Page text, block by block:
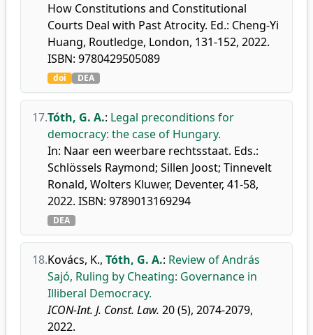
How Constitutions and Constitutional
Courts Deal with Past Atrocity. Ed.: Cheng-Yi
Huang, Routledge, London, 131-152, 2022.
ISBN: 9780429505089
doi DEA
17.Tóth, G. A.: Legal preconditions for
democracy: the case of Hungary.
In: Naar een weerbare rechtsstaat. Eds.:
Schlössels Raymond; Sillen Joost; Tinnevelt
Ronald, Wolters Kluwer, Deventer, 41-58,
2022. ISBN: 9789013169294
DEA
18.Kovács, K., Tóth, G. A.: Review of András
Sajó, Ruling by Cheating: Governance in
Illiberal Democracy.
ICON-Int. J. Const. Law. 20 (5), 2074-2079,
2022.